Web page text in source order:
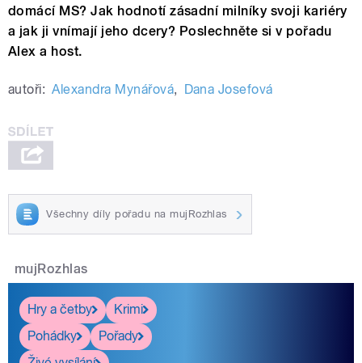
domácí MS? Jak hodnotí zásadní milníky svoji kariéry
a jak ji vnímají jeho dcery? Poslechněte si v pořadu
Alex a host.
autoři: Alexandra Mynářová, Dana Josefová
Všechny díly pořadu na mujRozhlas
mujRozhlas
Hry a četby
Krimi
Pohádky
Pořady